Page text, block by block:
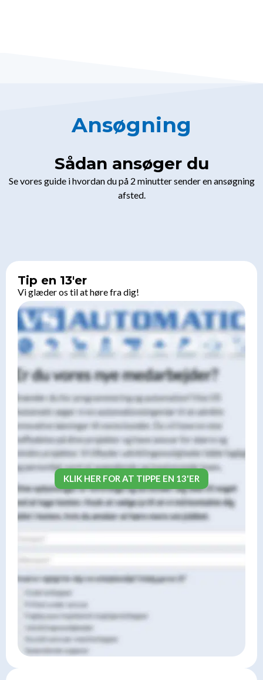
Ansøgning
Sådan ansøger du
Se vores guide i hvordan du på 2 minutter sender en ansøgning
afsted.
Tip en 13'er
Vi glæder os til at høre fra dig!
KLIK HER FOR AT TIPPE EN 13'ER